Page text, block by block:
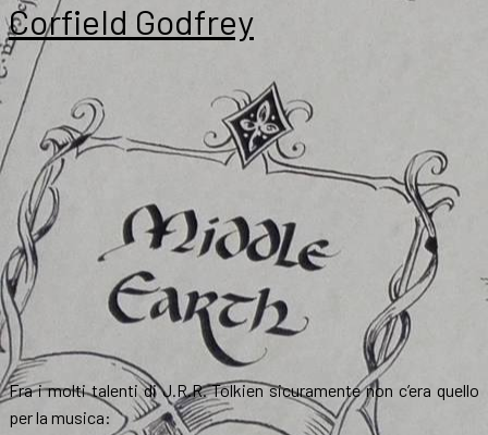
Corfield Godfrey
Fra i molti talenti di J.R.R. Tolkien sicuramente non c’era quello
per la musica: